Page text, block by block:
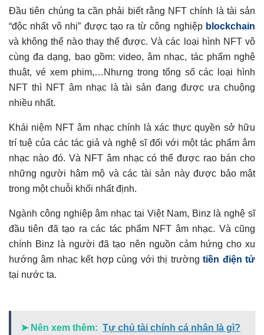
Các nghệ sĩ kiếm tiền từ NFT âm nhạc như thế nào?
Làm thế nào để đầu tư vào NFT âm nhạc?
Nhận định đánh giá tương lai của NFT âm nhạc
Có thể bạn chưa biết
Đầu tiên chúng ta cần phải biết rằng NFT chính là tài sản
“độc nhất vô nhị” được tạo ra từ công nghiệp blockchain
và không thể nào thay thế được. Và các loại hình NFT vô
cùng đa dạng, bao gồm: video, âm nhạc, tác phẩm nghệ
thuật, vé xem phim,…Nhưng trong tổng số các loại hình
NFT thì NFT âm nhạc là tài sản đang được ưa chuộng
nhiều nhất.
Khái niệm NFT âm nhạc chính là xác thực quyền sở hữu
trí tuệ của các tác giả và nghệ sĩ đối với một tác phẩm âm
nhạc nào đó. Và NFT âm nhạc có thể được rao bán cho
những người hâm mộ và các tài sản này được bảo mật
trong một chuỗi khối nhất định.
Ngành công nghiệp âm nhạc tại Việt Nam, Binz là nghệ sĩ
đầu tiên đã tạo ra các tác phẩm NFT âm nhạc. Và cũng
chính Binz là người đã tạo nên nguồn cảm hứng cho xu
hướng âm nhạc kết hợp cùng với thị trườngtiền điện tử
tại nước ta.
➤ Nên xem thêm: Tự chủ tài chính cá nhân là gì?